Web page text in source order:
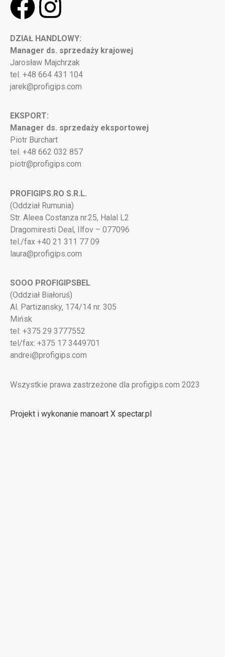
DZIAŁ HANDLOWY:
Manager ds. sprzedaży krajowej
Jarosław Majchrzak
tel. +48 664 431 104
jarek@profigips.com
EKSPORT:
Manager ds. sprzedaży eksportowej
Piotr Burchart
tel. +48 662 032 857
piotr@profigips.com
PROFIGIPS.RO S.R.L.
(Oddział Rumunia)
Str. Aleea Costanza nr.25, Halal L2
Dragomiresti Deal, Ilfov – 077096
tel./fax +40 21 311 77 09
laura@profigips.com
SOOO PROFIGIPSBEL
(Oddział Białoruś)
Al. Partizansky, 174/14 nr. 305
Mińsk
tel: +375 29 3777552
tel/fax: +375 17 3449701
andrei@profigips.com
Wszystkie prawa zastrzeżone dla profigips.com 2023
Projekt i wykonanie manoart X spectar.pl